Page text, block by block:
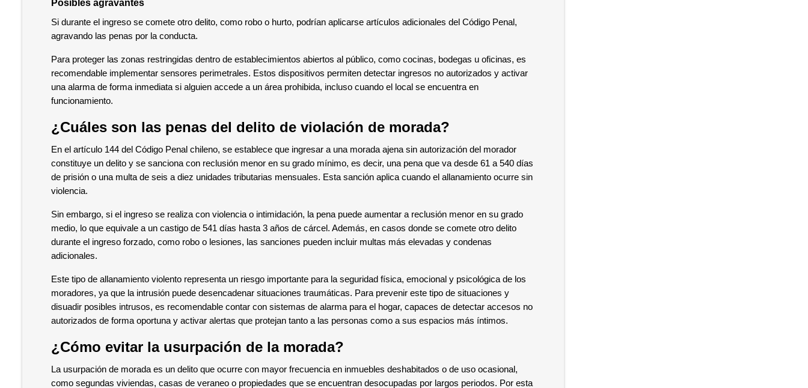
Posibles agravantes
Si durante el ingreso se comete otro delito, como robo o hurto, podrían aplicarse artículos adicionales del Código Penal,
agravando las penas por la conducta.
Para proteger las zonas restringidas dentro de establecimientos abiertos al público, como cocinas, bodegas u oficinas, es
recomendable implementar sensores perimetrales. Estos dispositivos permiten detectar ingresos no autorizados y activar
una alarma de forma inmediata si alguien accede a un área prohibida, incluso cuando el local se encuentra en
funcionamiento.
¿Cuáles son las penas del delito de violación de morada?
En el artículo 144 del Código Penal chileno, se establece que ingresar a una morada ajena sin autorización del morador
constituye un delito y se sanciona con reclusión menor en su grado mínimo, es decir, una pena que va desde 61 a 540 días
de prisión o una multa de seis a diez unidades tributarias mensuales. Esta sanción aplica cuando el allanamiento ocurre sin
violencia.
Sin embargo, si el ingreso se realiza con violencia o intimidación, la pena puede aumentar a reclusión menor en su grado
medio, lo que equivale a un castigo de 541 días hasta 3 años de cárcel. Además, en casos donde se comete otro delito
durante el ingreso forzado, como robo o lesiones, las sanciones pueden incluir multas más elevadas y condenas
adicionales.
Este tipo de allanamiento violento representa un riesgo importante para la seguridad física, emocional y psicológica de los
moradores, ya que la intrusión puede desencadenar situaciones traumáticas. Para prevenir este tipo de situaciones y
disuadir posibles intrusos, es recomendable contar con sistemas de alarma para el hogar, capaces de detectar accesos no
autorizados de forma oportuna y activar alertas que protejan tanto a las personas como a sus espacios más íntimos.
¿Cómo evitar la usurpación de la morada?
La usurpación de morada es un delito que ocurre con mayor frecuencia en inmuebles deshabitados o de uso ocasional,
como segundas viviendas, casas de veraneo o propiedades que se encuentran desocupadas por largos periodos. Por esta